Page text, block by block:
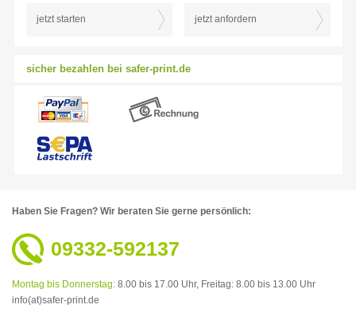
jetzt starten jetzt anfordern
sicher bezahlen bei safer-print.de
Haben Sie Fragen? Wir beraten Sie gerne persönlich:
09332-592137
Montag bis Donnerstag: 8.00 bis 17.00 Uhr, Freitag: 8.00 bis 13.00 Uhr
info(at)safer-print.de